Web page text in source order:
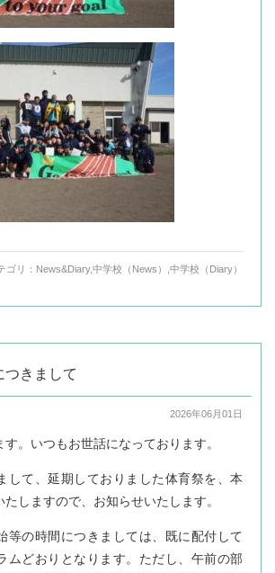
ゴリ： News&Diary,中学校（News） 中学校（Diary）
つきまして
2026年06月01日
。いつもお世話になっております。
して、延期しておりました体育祭を、本
しますので、お知らせいたします。
等の時間につきましては、既に配付して
ムどおりとなります。ただし、午前の部